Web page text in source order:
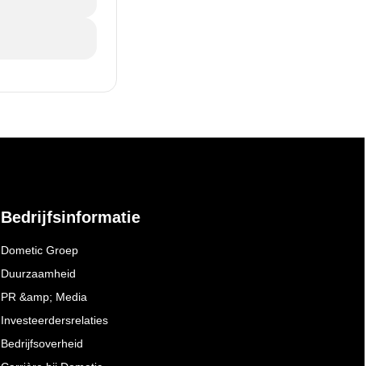
Bedrijfsinformatie
Dometic Groep
Duurzaamheid
PR &amp; Media
Investeerdersrelaties
Bedrijfsoverheid